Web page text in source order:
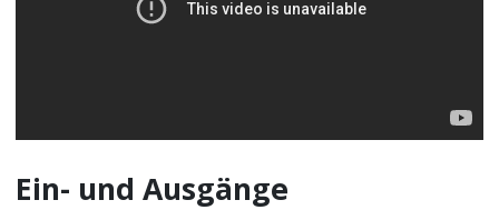
Ein- und Ausgänge